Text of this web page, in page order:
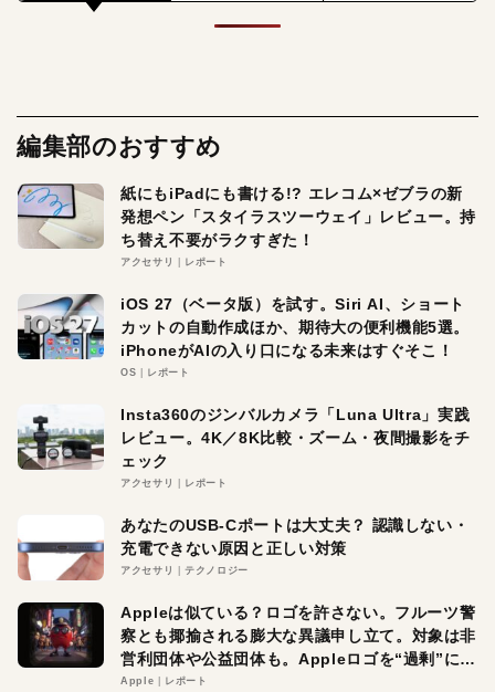
編集部のおすすめ
紙にもiPadにも書ける!? エレコム×ゼブラの新
発想ペン「スタイラスツーウェイ」レビュー。持
ち替え不要がラクすぎた！
アクセサリ レポート
iOS 27（ベータ版）を試す。Siri AI、ショート
カットの自動作成ほか、期待大の便利機能5選。
iPhoneがAIの入り口になる未来はすぐそこ！
OS レポート
Insta360のジンバルカメラ「Luna Ultra」実践
レビュー。4K／8K比較・ズーム・夜間撮影をチ
ェック
アクセサリ レポート
あなたのUSB-Cポートは大丈夫？ 認識しない・
充電できない原因と正しい対策
アクセサリ テクノロジー
Appleは似ている？ロゴを許さない。フルーツ警
察とも揶揄される膨大な異議申し立て。対象は非
営利団体や公益団体も。Appleロゴを“過剰”に守
る理由とは
Apple レポート